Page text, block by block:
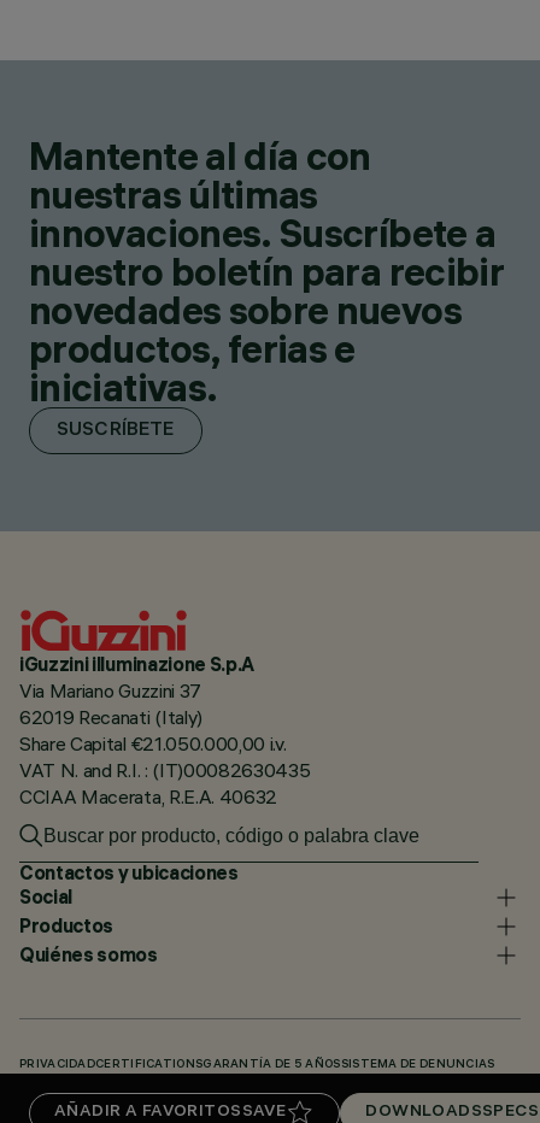
AÑADIR A FAVORITOS SAVE DOWNLOADSSPECS
Mantente al día con
nuestras últimas
innovaciones. Suscríbete a
nuestro boletín para recibir
novedades sobre nuevos
productos, ferias e
iniciativas.
SUSCRÍBETE
iGuzzini illuminazione S.p.A
Via Mariano Guzzini 37
62019 Recanati (Italy)
Share Capital €21.050.000,00 i.v.
VAT N. and R.I. : (IT)00082630435
CCIAA Macerata, R.E.A. 40632
Contactos y ubicaciones
Social
Productos
Quiénes somos
PRIVACIDADCERTIFICATIONSGARANTÍA DE 5 AÑOS SISTEMA DE DENUNCIAS
KNOWLEDGE BASE (LOGIN REQUIRED)DOWNLOADS